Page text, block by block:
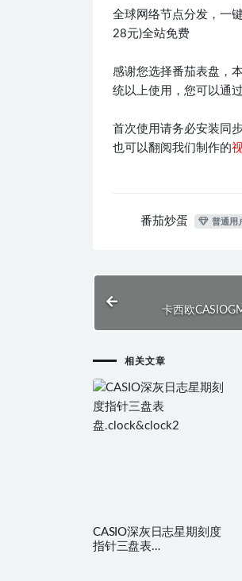
全球网络节点分发，一
28元)全站免费
感谢您选择番茄表盘，
统以上使用，您可以通
首次使用请务必安装同
也可以翻阅我们制作的
番茄炒蛋 普通用
卡西欧
相关文章
CASIO深灰日志星期刻度
指针三盘表